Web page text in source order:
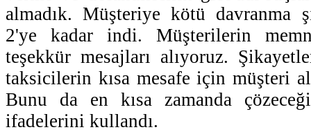
almadık. Müşteriye kötü davranma
2'ye kadar indi. Müşterilerin
teşekkür mesajları alıyoruz.
taksicilerin kısa mesafe için müşteri
Bunu da en kısa zamanda
ifadelerini kullandı.